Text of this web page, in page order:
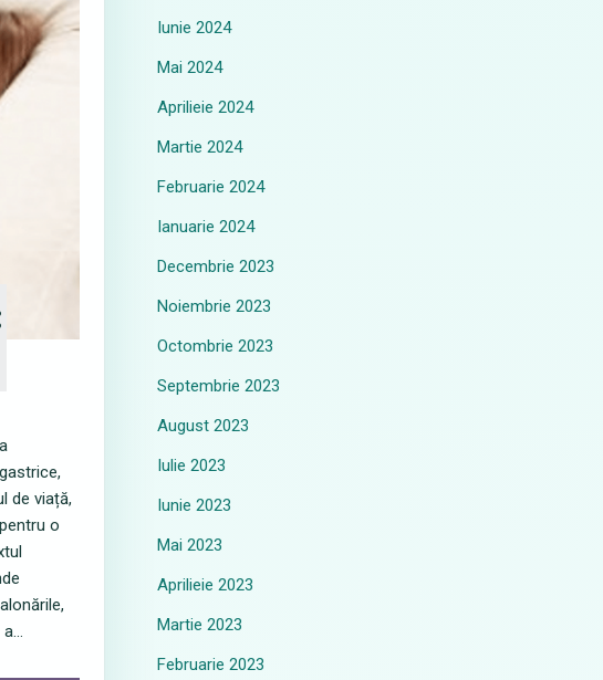
de viață,
o
Iunie 2024
Mai 2024
Aprilieie 2024
Martie 2024
Februarie 2024
Ianuarie 2024
Decembrie 2023
Noiembrie 2023
Octombrie 2023
Septembrie 2023
August 2023
Iulie 2023
Iunie 2023
Mai 2023
Aprilieie 2023
Martie 2023
Februarie 2023